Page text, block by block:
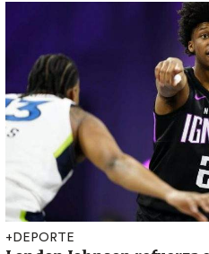
+DEPORTE